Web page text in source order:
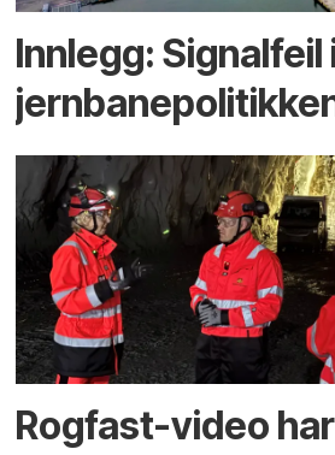
Innlegg: Signalfeil
Rogfast-video